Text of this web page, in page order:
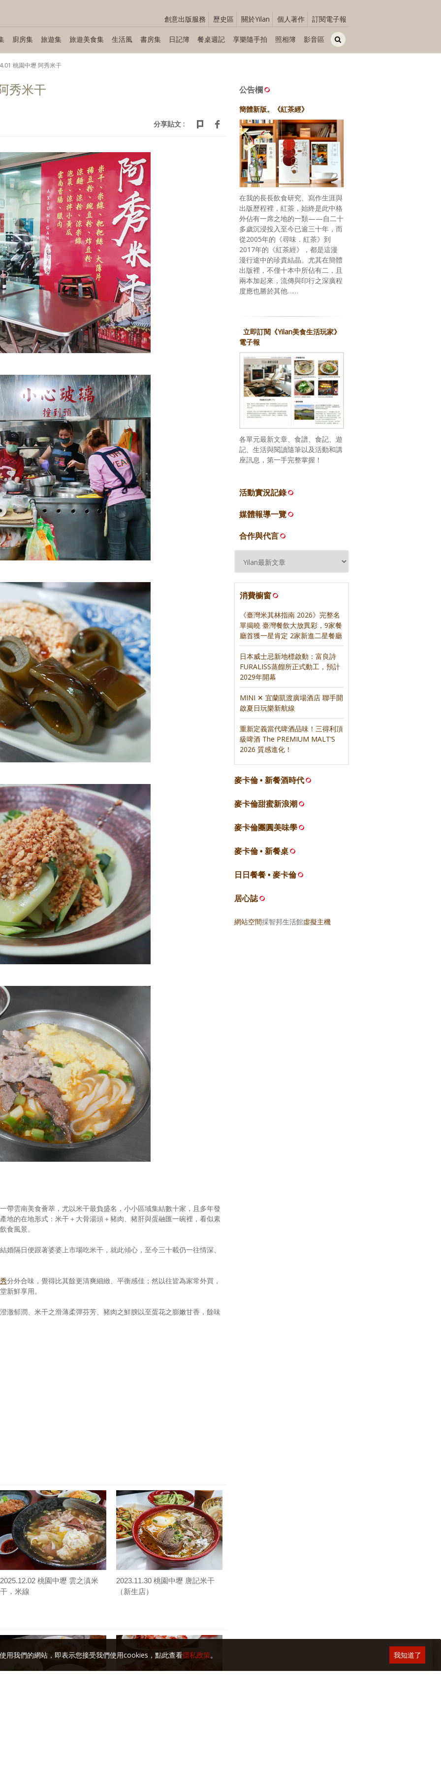
創意出版服務 歷史區 關於Yilan 個人著作 訂閱電子報
廚房集 旅遊集 旅遊美食集 生活風 書房集 日記簿 餐桌週記 享樂隨手拍 照相簿 影音區
桃園中壢 阿秀米干
秀米干
分享貼文 :
帶雲南美食薈萃，尤以米干最負盛名，小小區域集結數十家，且多年發
地的在地形式：米干＋大骨湯頭＋豬肉、豬肝與蛋融匯一碗裡，看似素
食風景。
婚隔日便跟著婆婆上市場吃米干，就此傾心，至今三十載仍一往情深、
分外合味，覺得比其餘更清爽細緻、平衡感佳；然以往皆為家常外買，
新鮮享用。
澈郁潤、米干之滑薄柔彈芬芳、豬肉之鮮腴以至蛋花之膨嫩甘香，餘味
2025.12.02 桃園中壢 雲之滇米
干．米線
2023.11.30 桃園中壢 唐記米干
（新生店）
公告欄
簡體新版。《紅茶經》
在我的長長飲食研究、寫作生涯與
出版歷程裡，紅茶，始終是此中格
外佔有一席之地的一類——自二十
多歲沉浸投入至今已逾三十年，而
從2005年的《尋味．紅茶》到
2017年的《紅茶經》，都是這漫
漫行途中的珍貴結晶。尤其在簡體
出版裡，不僅十本中所佔有二，且
兩本加起來，流傳與印行之深廣程
度應也勝於其他……
立即訂閱《Yilan美食生活玩家》
電子報
各單元最新文章、食譜、食記、遊
記、生活與閱讀隨筆以及活動和講
座訊息，第一手完整掌握！
活動實況記錄
媒體報導一覽
合作與代言
消費櫥窗
《臺灣米其林指南 2026》完整名
單揭曉 臺灣餐飲大放異彩，9家餐
廳首獲一星肯定 2家新進二星餐廳
日本威士忌新地標啟動：富良詩
FURALISS蒸餾所正式動工，預計
2029年開幕
MINI ✕ 宜蘭凱渡廣場酒店 聯手開
啟夏日玩樂新航線
重新定義當代啤酒品味！三得利頂
級啤酒 The PREMIUM MALT’S
2026 質感進化！
麥卡倫 • 新餐酒時代
麥卡倫甜蜜新浪潮
麥卡倫團圓美味學
麥卡倫 • 新餐桌
日日餐餐 • 麥卡倫
居心誌
網站空間採智邦生活館虛擬主機
用我們的網站，即表示您接受我們使用cookies，點此查看隱私政策。 我知道了